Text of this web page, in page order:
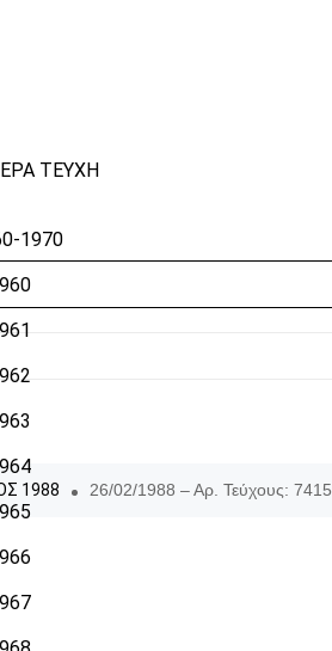
ΤΕΥΧΗ
1970
1988 26/02/1988 – Αρ. Τεύχους: 7415